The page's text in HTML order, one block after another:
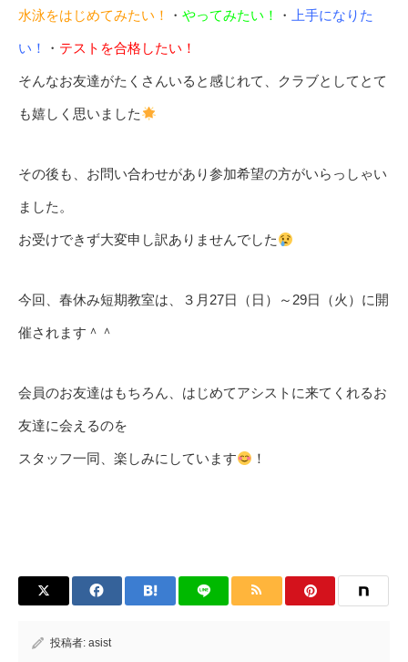
水泳をはじめてみたい！ ・ やってみたい！ ・ 上手になりた
い！ ・ テストを合格したい！
そんなお友達がたくさんいると感じれて、クラブとしてとて
も嬉しく思いました
その後も、お問い合わせがあり参加希望の方がいらっしゃい
ました。
お受けできず大変申し訳ありませんでした
今回、春休み短期教室は、３月27日（日）～29日（火）に開
催されます＾＾
会員のお友達はもちろん、はじめてアシストに来てくれるお
友達に会えるのを
スタッフ一同、楽しみにしています ！
投稿者: asist